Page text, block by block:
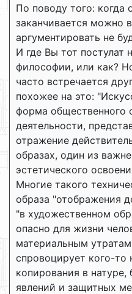
По поводу того: когда
заканчивается можно
аргументировать не
И где Вы тот постулат
философии, или как?
часто встречается
похожее на это:
форма общественного
деятельности,
отражение
образах, один из
эстетического
Многие такого
образа "отображения
"в художественном
опасно для жизни
материальным
спровоцирует кого-то
копирования в натуре,
явлений и защитных